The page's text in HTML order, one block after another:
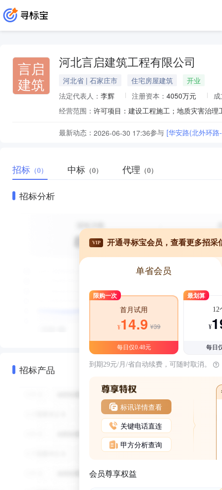
言启
建筑
河北言启建筑工程有限公司
河北省 | 石家庄市 住宅房屋建筑
开业
法定代表人： 李辉 注册资本： 4050万元
经营范围：
最新动态： 2026-06-30 17:36参与 [华安路(北外环
招标 （0） 中标 （0） 代理 （0）
招标分析
招标产品
VIP 开通寻标宝会员，查看更多招采
单省会员
限购一次
首月试用
¥14.9 ¥39
每日仅0.48元
最划算
12
¥
每日
到期29元/月/省自动续费，可随时取消。
标讯详情查看
关键电话直连
甲方分析查询
会员尊享权益